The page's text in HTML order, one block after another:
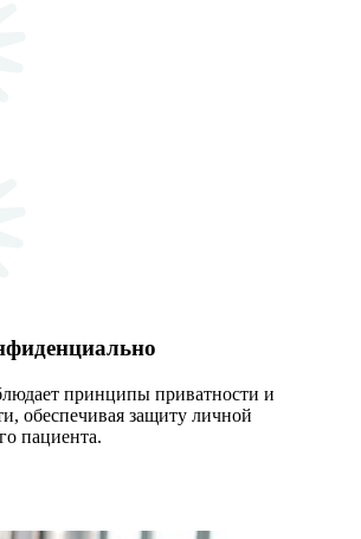
принципы приватности и
обеспечивая защиту личной
пациента.